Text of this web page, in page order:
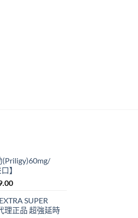
(Priligy)60mg/
】
Price
$399.00
through
SUPER
理正品 超強延時